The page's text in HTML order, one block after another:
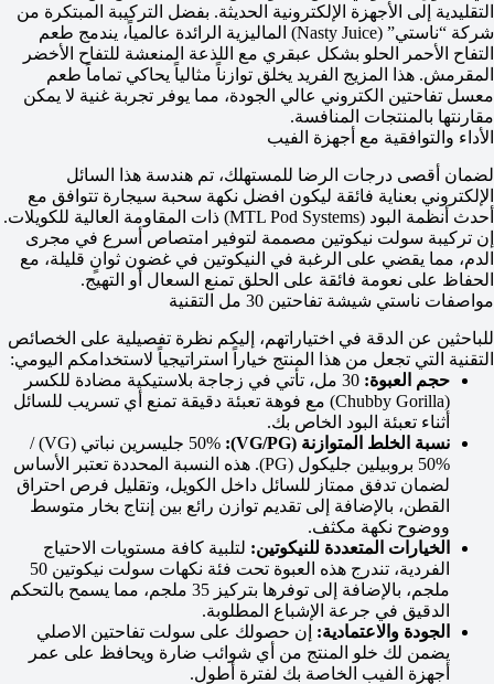
التقليدية إلى الأجهزة الإلكترونية الحديثة. بفضل التركيبة المبتكرة من
شركة “ناستي” (Nasty Juice) الماليزية الرائدة عالمياً، يندمج طعم
التفاح الأحمر الحلو بشكل عبقري مع اللذعة المنعشة للتفاح الأخضر
المقرمش. هذا المزيج الفريد يخلق توازناً مثالياً يحاكي تماماً طعم
معسل تفاحتين الكتروني عالي الجودة، مما يوفر تجربة غنية لا يمكن
مقارنتها بالمنتجات المنافسة.
الأداء والتوافقية مع أجهزة الفيب
لضمان أقصى درجات الرضا للمستهلك، تم هندسة هذا السائل
الإلكتروني بعناية فائقة ليكون افضل نكهة سحبة سيجارة تتوافق مع
أحدث أنظمة البود (MTL Pod Systems) ذات المقاومة العالية للكويلات.
إن تركيبة سولت نيكوتين مصممة لتوفير امتصاص أسرع في مجرى
الدم، مما يقضي على الرغبة في النيكوتين في غضون ثوانٍ قليلة، مع
الحفاظ على نعومة فائقة على الحلق تمنع السعال أو التهيج.
مواصفات ناستي شيشة تفاحتين 30 مل التقنية
للباحثين عن الدقة في اختياراتهم، إليكم نظرة تفصيلية على الخصائص
التقنية التي تجعل من هذا المنتج خياراً استراتيجياً لاستخدامكم اليومي:
حجم العبوة:
30 مل، تأتي في زجاجة بلاستيكية مضادة للكسر
(Chubby Gorilla) مع فوهة تعبئة دقيقة تمنع أي تسريب للسائل
أثناء تعبئة البود الخاص بك.
نسبة الخلط المتوازنة (VG/PG):
50% جليسرين نباتي (VG) /
50% بروبيلين جليكول (PG). هذه النسبة المحددة تعتبر الأساس
لضمان تدفق ممتاز للسائل داخل الكويل، وتقليل فرص احتراق
القطن، بالإضافة إلى تقديم توازن رائع بين إنتاج بخار متوسط
ووضوح نكهة مكثف.
الخيارات المتعددة للنيكوتين: لتلبية كافة مستويات الاحتياج
الفردية، تندرج هذه العبوة تحت فئة نكهات سولت نيكوتين 50
ملجم، بالإضافة إلى توفرها بتركيز 35 ملجم، مما يسمح بالتحكم
الدقيق في جرعة الإشباع المطلوبة.
الجودة والاعتمادية: إن حصولك على سولت تفاحتين الاصلي
يضمن لك خلو المنتج من أي شوائب ضارة ويحافظ على عمر
أجهزة الفيب الخاصة بك لفترة أطول.